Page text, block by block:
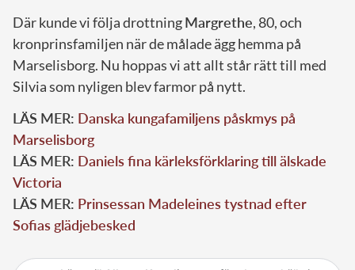
Där kunde vi följa drottningMargrethe, 80, och
kronprinsfamiljen när de målade ägg hemma på
Marselisborg. Nu hoppas vi att allt står rätt till med
Silvia som nyligen blev farmor på nytt.
LÄS MER: Danska kungafamiljens påskmys på
Marselisborg
LÄS MER: Daniels fina kärleksförklaring till älskade
Victoria
LÄS MER: Prinsessan Madeleines tystnad efter
Sofias glädjebesked